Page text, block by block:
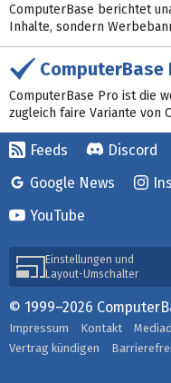
ComputerBase berichtet
Inhalte, sondern
ComputerBase
ComputerBase Pro ist die
zugleich faire Variante von
Feeds Discord
Google News
YouTube
Einstellungen und
Layout-Umschalter
© 1999–2026
Impressum Kontakt
Vertrag kündigen